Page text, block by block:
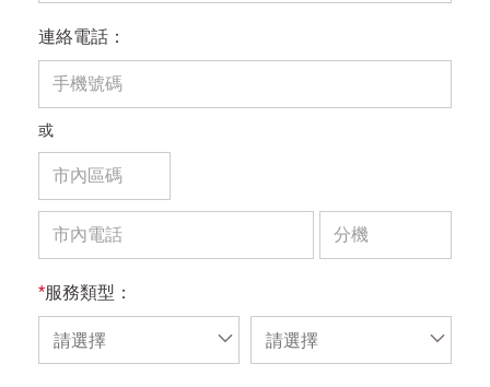
連絡電話：
或
*服務類型：
請選擇 請選擇